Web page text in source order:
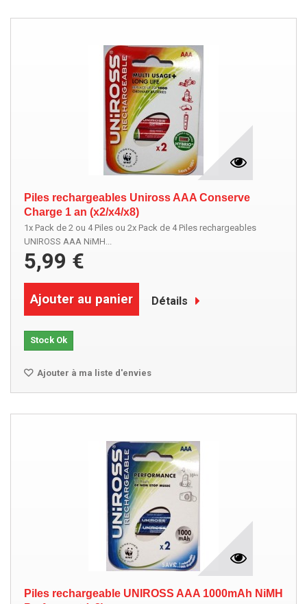
Piles rechargeables Uniross AAA Conserve
Charge 1 an (x2/x4/x8)
1x Pack de 2 ou 4 Piles ou 2x Pack de 4 Piles rechargeables
UNIROSS AAA NiMH...
5,99 €
Ajouter au panier Détails
Stock Ok
Ajouter à ma liste d'envies
Piles rechargeable UNIROSS AAA 1000mAh NiMH